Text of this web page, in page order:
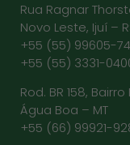
Rua Ragnar
Novo Leste, Ijuí –
+55 (55) 99605-
+55 (55) 3331-
Rod. BR 158,
Água Boa – MT
+55 (66) 99921-